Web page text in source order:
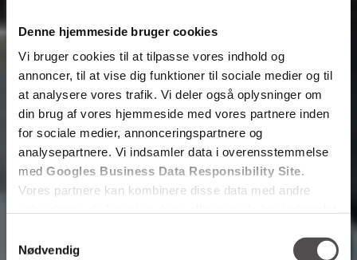
Denne hjemmeside bruger cookies
Vi bruger cookies til at tilpasse vores indhold og
annoncer, til at vise dig funktioner til sociale medier og til
at analysere vores trafik. Vi deler også oplysninger om
din brug af vores hjemmeside med vores partnere inden
for sociale medier, annonceringspartnere og
analysepartnere. Vi indsamler data i overensstemmelse
med Googles Business Data Responsibility Site.
Vores partnere kan kombinere disse data med andre
Nødvendig